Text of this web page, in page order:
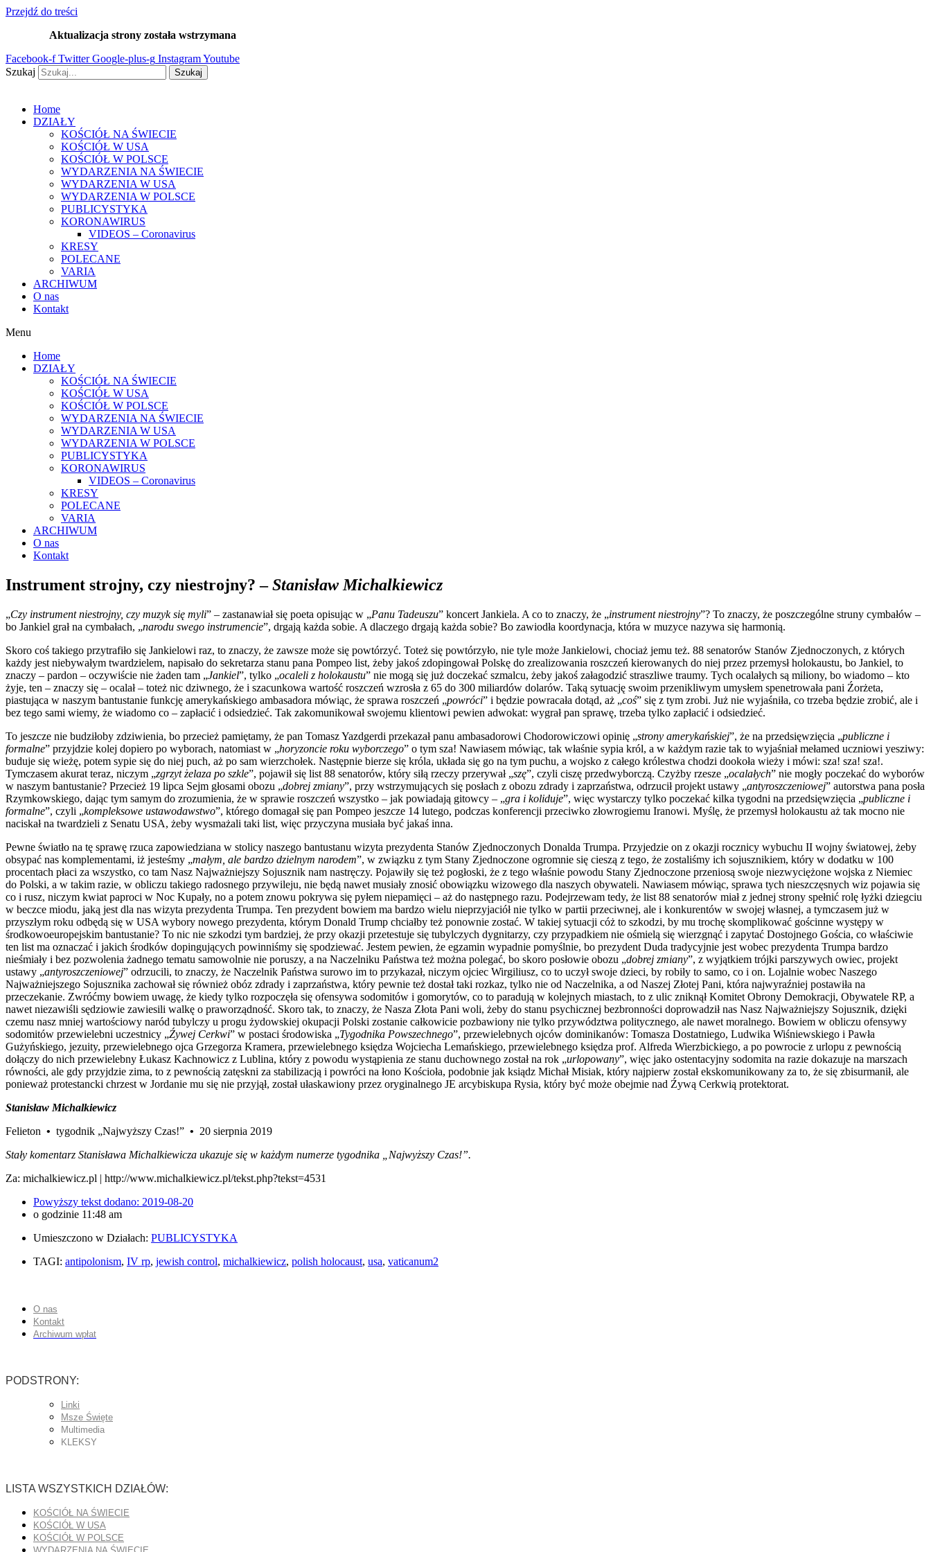
Przejdź do treści
Aktualizacja strony została wstrzymana
Facebook-f Twitter Google-plus-g InstagramYoutube
Szukaj
Szukaj
Home
DZIAŁY
KOŚCIÓŁ NA ŚWIECIE
KOŚCIÓŁ W USA
KOŚCIÓŁ W POLSCE
WYDARZENIA NA ŚWIECIE
WYDARZENIA W USA
WYDARZENIA W POLSCE
PUBLICYSTYKA
KORONAWIRUS
VIDEOS – Coronavirus
KRESY
POLECANE
VARIA
ARCHIWUM
O nas
Kontakt
Menu
Home
DZIAŁY
KOŚCIÓŁ NA ŚWIECIE
KOŚCIÓŁ W USA
KOŚCIÓŁ W POLSCE
WYDARZENIA NA ŚWIECIE
WYDARZENIA W USA
WYDARZENIA W POLSCE
PUBLICYSTYKA
KORONAWIRUS
VIDEOS – Coronavirus
KRESY
POLECANE
VARIA
ARCHIWUM
O nas
Kontakt
Instrument strojny, czy niestrojny? –Stanisław Michalkiewicz
„Czy instrument niestrojny, czy muzyk się myli” – zastanawiał się poeta opisując w „Panu Tadeuszu” koncert Jankiela. A co to znaczy, że „instrument niestrojny”? To znaczy, że poszczególne struny cymbałów –
bo Jankiel grał na cymbałach, „narodu swego instrumencie”, drgają każda sobie. A dlaczego drgają każda sobie? Bo zawiodła koordynacja, która w muzyce nazywa się harmonią.
Skoro coś takiego przytrafiło się Jankielowi raz, to znaczy, że zawsze może się powtórzyć. Toteż się powtórzyło, nie tyle może Jankielowi, chociaż jemu też. 88 senatorów Stanów Zjednoczonych, z których
każdy jest niebywałym twardzielem, napisało do sekretarza stanu pana Pompeo list, żeby jakoś zdopingował Polskę do zrealizowania roszczeń kierowanych do niej przez przemysł holokaustu, bo Jankiel, to
znaczy – pardon – oczywiście nie żaden tam „Jankiel”, tylko „ocaleli z holokaustu” nie mogą się już doczekać szmalcu, żeby jakoś załagodzić straszliwe traumy. Tych ocalałych są miliony, bo wiadomo – kto
żyje, ten – znaczy się – ocalał – toteż nic dziwnego, że i szacunkowa wartość roszczeń wzrosła z 65 do 300 miliardów dolarów. Taką sytuację swoim przenikliwym umysłem spenetrowała pani Źorżeta,
piastująca w naszym bantustanie funkcję amerykańskiego ambasadora mówiąc, że sprawa roszczeń „powróci” i będzie powracała dotąd, aż „coś” się z tym zrobi. Już nie wyjaśniła, co trzeba będzie zrobić, ale i
bez tego sami wiemy, że wiadomo co – zapłacić i odsiedzieć. Tak zakomunikował swojemu klientowi pewien adwokat: wygrał pan sprawę, trzeba tylko zapłacić i odsiedzieć.
To jeszcze nie budziłoby zdziwienia, bo przecież pamiętamy, że pan Tomasz Yazdgerdi przekazał panu ambasadorowi Chodorowiczowi opinię „strony amerykańskiej”, że na przedsięwzięcia „publiczne i
formalne” przyjdzie kolej dopiero po wyborach, natomiast w „horyzoncie roku wyborczego” o tym sza! Nawiasem mówiąc, tak właśnie sypia król, a w każdym razie tak to wyjaśniał mełamed uczniowi yesziwy:
buduje się wieżę, potem sypie się do niej puch, aż po sam wierzchołek. Następnie bierze się króla, układa się go na tym puchu, a wojsko z całego królestwa chodzi dookoła wieży i mówi: sza! sza! sza!.
Tymczasem akurat teraz, niczym „zgrzyt żelaza po szkle”, pojawił się list 88 senatorów, który siłą rzeczy przerywał „szę”, czyli ciszę przedwyborczą. Czyżby rzesze „ocalałych” nie mogły poczekać do wyborów
w naszym bantustanie? Przecież 19 lipca Sejm głosami obozu „dobrej zmiany”, przy wstrzymujących się posłach z obozu zdrady i zaprzaństwa, odrzucił projekt ustawy „antyroszczeniowej” autorstwa pana posła
Rzymkowskiego, dając tym samym do zrozumienia, że w sprawie roszczeń wszystko – jak powiadają gitowcy – „gra i koliduje”, więc wystarczy tylko poczekać kilka tygodni na przedsięwzięcia „publiczne i
formalne”, czyli „kompleksowe ustawodawstwo”, którego domagał się pan Pompeo jeszcze 14 lutego, podczas konferencji przeciwko złowrogiemu Iranowi. Myślę, że przemysł holokaustu aż tak mocno nie
naciskał na twardzieli z Senatu USA, żeby wysmażali taki list, więc przyczyna musiała być jakaś inna.
Pewne światło na tę sprawę rzuca zapowiedziana w stolicy naszego bantustanu wizyta prezydenta Stanów Zjednoczonych Donalda Trumpa. Przyjedzie on z okazji rocznicy wybuchu II wojny światowej, żeby
obsypać nas komplementami, iż jesteśmy „małym, ale bardzo dzielnym narodem”, w związku z tym Stany Zjednoczone ogromnie się cieszą z tego, że zostaliśmy ich sojusznikiem, który w dodatku w 100
procentach płaci za wszystko, co tam Nasz Najważniejszy Sojusznik nam nastręczy. Pojawiły się też pogłoski, że z tego właśnie powodu Stany Zjednoczone przeniosą swoje niezwyciężone wojska z Niemiec
do Polski, a w takim razie, w obliczu takiego radosnego przywileju, nie będą nawet musiały znosić obowiązku wizowego dla naszych obywateli. Nawiasem mówiąc, sprawa tych nieszczęsnych wiz pojawia się
co i rusz, niczym kwiat paproci w Noc Kupały, no a potem znowu pokrywa się pyłem niepamięci – aż do następnego razu. Podejrzewam tedy, że list 88 senatorów miał z jednej strony spełnić rolę łyżki dziegciu
w beczce miodu, jaką jest dla nas wizyta prezydenta Trumpa. Ten prezydent bowiem ma bardzo wielu nieprzyjaciół nie tylko w partii przeciwnej, ale i konkurentów w swojej własnej, a tymczasem już w
przyszłym roku odbędą się w USA wybory nowego prezydenta, którym Donald Trump chciałby też ponownie zostać. W takiej sytuacji cóż to szkodzi, by mu trochę skomplikować gościnne występy w
środkowoeuropejskim bantustanie? To nic nie szkodzi tym bardziej, że przy okazji przetestuje się tubylczych dygnitarzy, czy przypadkiem nie ośmielą się wierzgnąć i zapytać Dostojnego Gościa, co właściwie
ten list ma oznaczać i jakich środków dopingujących powinniśmy się spodziewać. Jestem pewien, że egzamin wypadnie pomyślnie, bo prezydent Duda tradycyjnie jest wobec prezydenta Trumpa bardzo
nieśmiały i bez pozwolenia żadnego tematu samowolnie nie poruszy, a na Naczelniku Państwa też można polegać, bo skoro posłowie obozu „dobrej zmiany”, z wyjątkiem trójki parszywych owiec, projekt
ustawy „antyroszczeniowej” odrzucili, to znaczy, że Naczelnik Państwa surowo im to przykazał, niczym ojciec Wirgiliusz, co to uczył swoje dzieci, by robiły to samo, co i on. Lojalnie wobec Naszego
Najważniejszego Sojusznika zachował się również obóz zdrady i zaprzaństwa, który pewnie też dostał taki rozkaz, tylko nie od Naczelnika, a od Naszej Złotej Pani, która najwyraźniej postawiła na
przeczekanie. Zwróćmy bowiem uwagę, że kiedy tylko rozpoczęła się ofensywa sodomitów i gomorytów, co to paradują w kolejnych miastach, to z ulic zniknął Komitet Obrony Demokracji, Obywatele RP, a
nawet niezawiśli sędziowie zawiesili walkę o praworządność. Skoro tak, to znaczy, że Nasza Złota Pani woli, żeby do stanu psychicznej bezbronności doprowadził nas Nasz Najważniejszy Sojusznik, dzięki
czemu nasz mniej wartościowy naród tubylczy u progu żydowskiej okupacji Polski zostanie całkowicie pozbawiony nie tylko przywództwa politycznego, ale nawet moralnego. Bowiem w obliczu ofensywy
sodomitów przewielebni uczestnicy „Źywej Cerkwi” w postaci środowiska „Tygodnika Powszechnego”, przewielebnych ojców dominikanów: Tomasza Dostatniego, Ludwika Wiśniewskiego i Pawła
Gużyńskiego, jezuity, przewielebnego ojca Grzegorza Kramera, przewielebnego księdza Wojciecha Lemańskiego, przewielebnego księdza prof. Alfreda Wierzbickiego, a po powrocie z urlopu z pewnością
dołączy do nich przewielebny Łukasz Kachnowicz z Lublina, który z powodu wystąpienia ze stanu duchownego został na rok „urlopowany”, więc jako ostentacyjny sodomita na razie dokazuje na marszach
równości, ale gdy przyjdzie zima, to z pewnością zatęskni za stabilizacją i powróci na łono Kościoła, podobnie jak ksiądz Michał Misiak, który najpierw został ekskomunikowany za to, że się zbisurmanił, ale
ponieważ protestancki chrzest w Jordanie mu się nie przyjął, został ułaskawiony przez oryginalnego JE arcybiskupa Rysia, który być może obejmie nad Źywą Cerkwią protektorat.
Stanisław Michalkiewicz
Felieton • tygodnik „Najwyższy Czas!” • 20 sierpnia 2019
Stały komentarz Stanisława Michalkiewicza ukazuje się w każdym numerze tygodnika „Najwyższy Czas!”.
Za: michalkiewicz.pl | http://www.michalkiewicz.pl/tekst.php?tekst=4531
Powyższy tekst dodano: 2019-08-20
o godzinie 11:48 am
Umieszczono w Działach: PUBLICYSTYKA
TAGI: antipolonism, IV rp, jewish control, michalkiewicz, polish holocaust, usa, vaticanum2
O nas
Kontakt
Archiwum wpłat
PODSTRONY:
Linki
Msze Święte
Multimedia
KLEKSY
LISTA WSZYSTKICH DZIAŁÓW:
KOŚCIÓŁ NA ŚWIECIE
KOŚCIÓŁ W USA
KOŚCIÓŁ W POLSCE